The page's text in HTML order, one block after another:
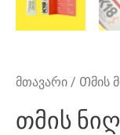
მთავარი / Თმის
თმის